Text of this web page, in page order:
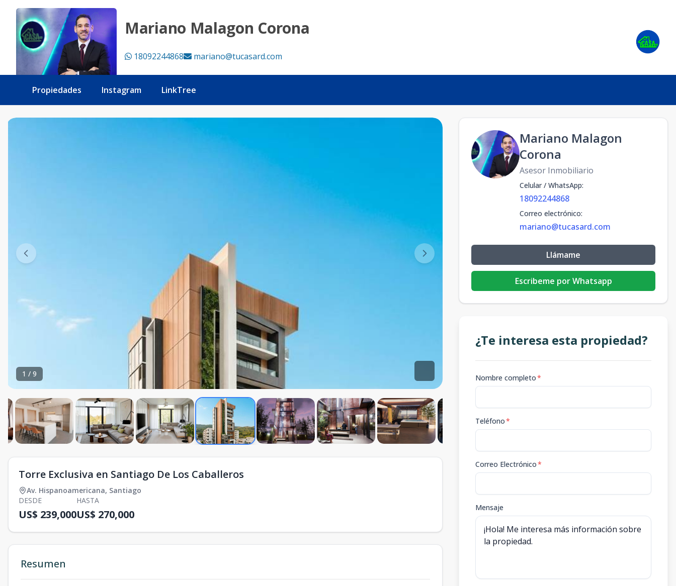
Mariano Malagon Corona
18092244868 mariano@tucasard.com
Propiedades Instagram LinkTree
1 / 9
Torre Exclusiva en Santiago De Los Caballeros
Av. Hispanoamericana, Santiago
DESDE
US$ 239,000
HASTA
US$ 270,000
Resumen
Mariano Malagon
Corona
Asesor Inmobiliario
Celular / WhatsApp:
18092244868
Correo electrónico:
mariano@tucasard.com
Llámame
Escribeme por Whatsapp
¿Te interesa esta propiedad?
Nombre completo*
Teléfono*
Correo Electrónico*
Mensaje
Torre Exclusiva en Santiago De Los Caballeros - Tu Casa RD